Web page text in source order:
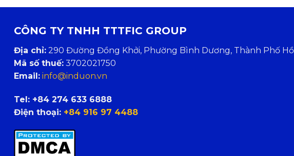
CÔNG TY TNHH TTTFIC GROUP
Địa chỉ: 290 Đường Đồng Khởi, Phường Bình Dương, Thành Phố Hồ
Mã số thuế: 3702021750
Email: info@induon.vn
Tel: +84 274 633 6888
Điện thoại: +84 916 97 4488